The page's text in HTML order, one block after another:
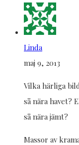
Linda
maj 9, 2013
Vilka härliga
så nära havet?
så nära jämt?
Massor av